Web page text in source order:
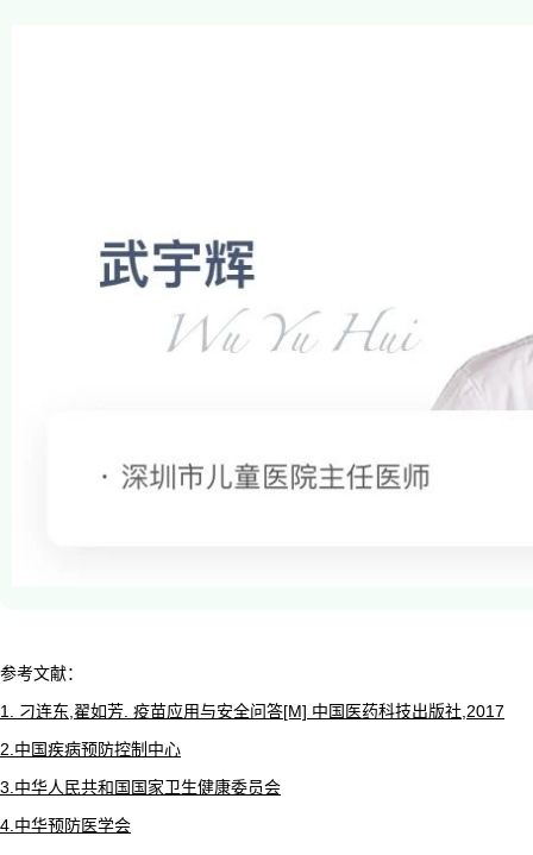
参考文献：
1. 刁连东,翟如芳. 疫苗应用与安全问答[M] 中国医药科技出版社,2017
2.中国疾病预防控制中心
3.中华人民共和国国家卫生健康委员会
4.中华预防医学会